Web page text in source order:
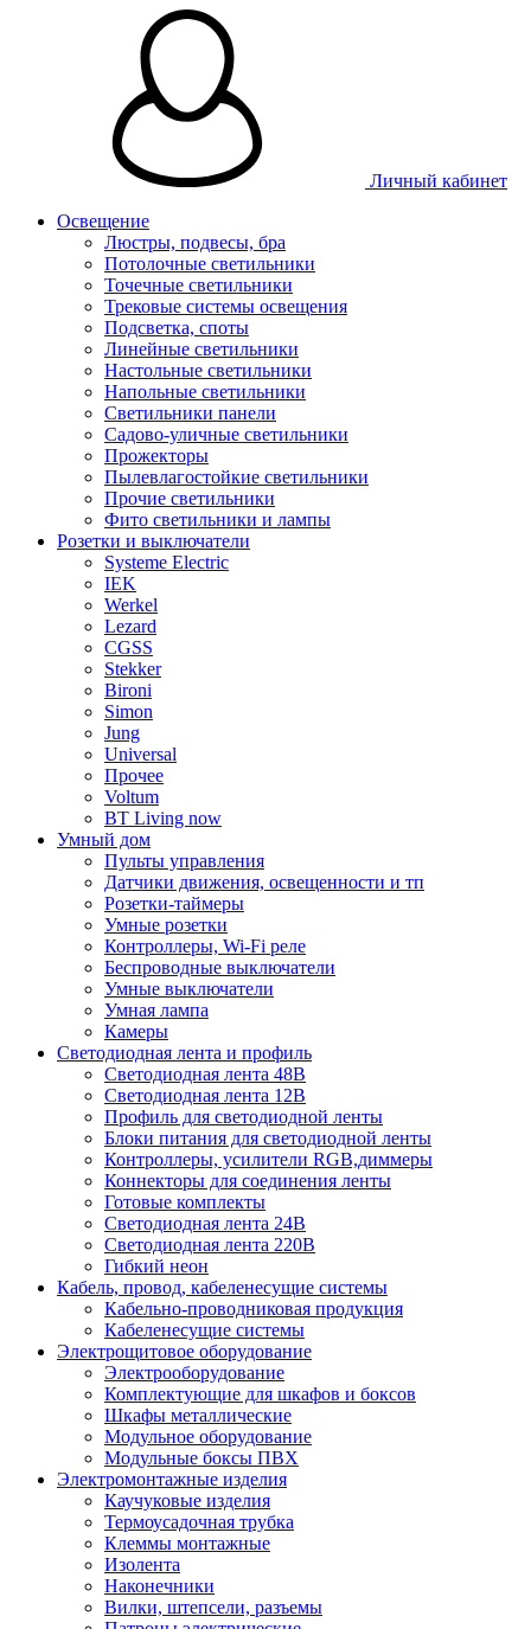
Личный кабинет
Освещение
Люстры, подвесы, бра
Потолочные светильники
Точечные светильники
Трековые системы освещения
Подсветка, споты
Линейные светильники
Настольные светильники
Напольные светильники
Светильники панели
Садово-уличные светильники
Прожекторы
Пылевлагостойкие светильники
Прочие светильники
Фито светильники и лампы
Розетки и выключатели
Systeme Electric
IEK
Werkel
Lezard
CGSS
Stekker
Bironi
Simon
Jung
Universal
Прочее
Voltum
BT Living now
Умный дом
Пульты управления
Датчики движения, освещенности и тп
Розетки-таймеры
Умные розетки
Контроллеры, Wi-Fi реле
Беспроводные выключатели
Умные выключатели
Умная лампа
Камеры
Светодиодная лента и профиль
Светодиодная лента 48В
Светодиодная лента 12В
Профиль для светодиодной ленты
Блоки питания для светодиодной ленты
Контроллеры, усилители RGB,диммеры
Коннекторы для соединения ленты
Готовые комплекты
Светодиодная лента 24В
Светодиодная лента 220В
Гибкий неон
Кабель, провод, кабеленесущие системы
Кабельно-проводниковая продукция
Кабеленесущие системы
Электрощитовое оборудование
Электрооборудование
Комплектующие для шкафов и боксов
Шкафы металлические
Модульное оборудование
Модульные боксы ПВХ
Электромонтажные изделия
Каучуковые изделия
Термоусадочная трубка
Клеммы монтажные
Изолента
Наконечники
Вилки, штепсели, разъемы